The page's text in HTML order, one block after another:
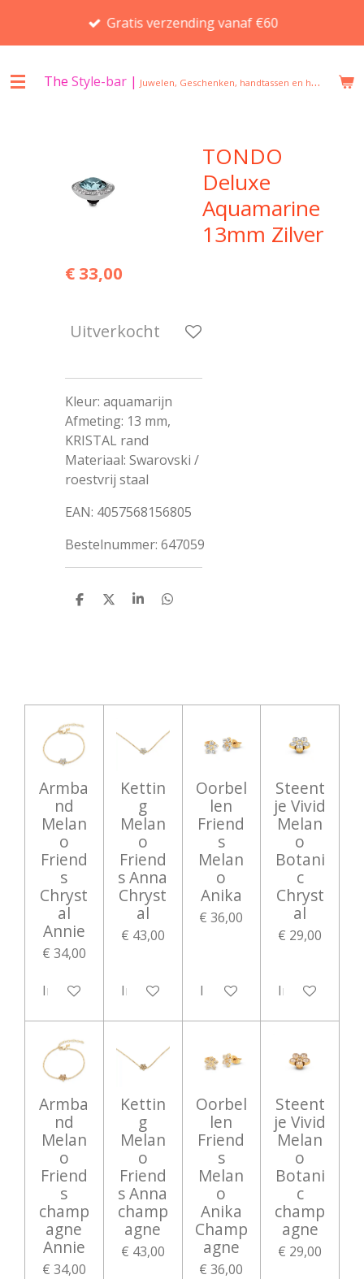
de
Gratis verzending vanaf €60
The Style-bar | Juwelen, Geschenken, handtassen en huisgeuren in Beveren
TONDO
Deluxe
Aquamarine
13mm Zilver
€ 33,00
Uitverkocht
Kleur: aquamarijn
Afmeting: 13 mm,
KRISTAL rand
Materiaal: Swarovski /
roestvrij staal
EAN: 4057568156805
Bestelnummer: 647059
D
D
S
D
Armba
nd
Melan
o
Friend
s
Chryst
al
Annie
€ 34,00
In winkelwagen
Kettin
g
Melan
o
Friend
s Anna
Chryst
al
€ 43,00
In winkelwagen
Oorbel
len
Friend
s
Melan
o
Anika
€ 36,00
In winkelwagen
Steent
je Vivid
Melan
o
Botani
c
Chryst
al
€ 29,00
In
Armba
nd
Melan
o
Friend
s
champ
agne
Annie
€ 34,00
Kettin
g
Melan
o
Friend
s Anna
champ
agne
€ 43,00
Oorbel
len
Friend
s
Melan
o
Anika
Champ
agne
€ 36,00
Steent
je Vivid
Melan
o
Botani
c
champ
agne
€ 29,00